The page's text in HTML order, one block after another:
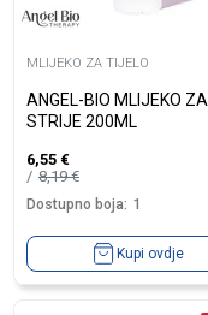
MLIJEKO ZA TIJELO
ANGEL-BIO MLIJEKO ZA
STRIJE 200ML
6,55 €
8,19€
Dostupno boja: 1
Kupi ovdje